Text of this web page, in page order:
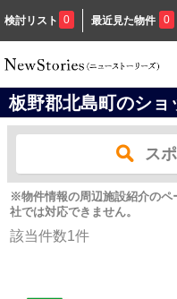
検討リスト 0 最近見た物件 0
板野郡北島町のショ
ス
※物件情報の周辺施設紹介のペ
社では対応できません。
該当件数1件